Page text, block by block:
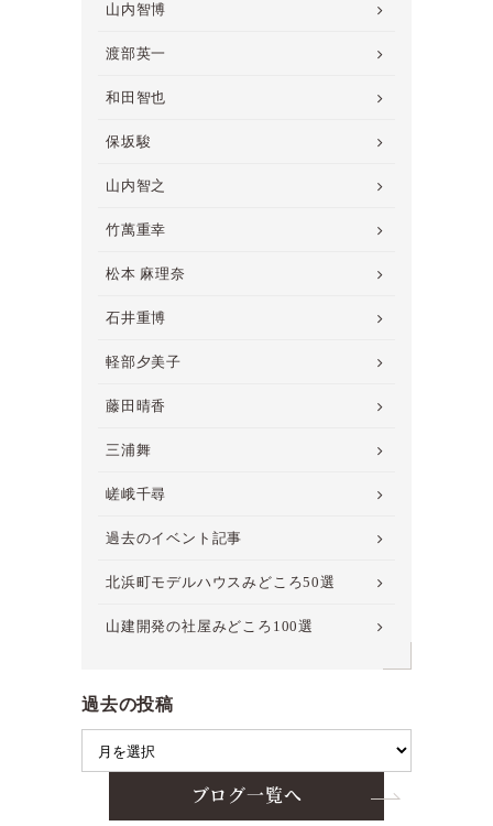
山内智博
渡部英一
和田智也
保坂駿
山内智之
竹萬重幸
松本 麻理奈
石井重博
軽部夕美子
藤田晴香
三浦舞
嵯峨千尋
過去のイベント記事
北浜町モデルハウスみどころ50選
山建開発の社屋みどころ100選
過去の投稿
ブログ一覧へ